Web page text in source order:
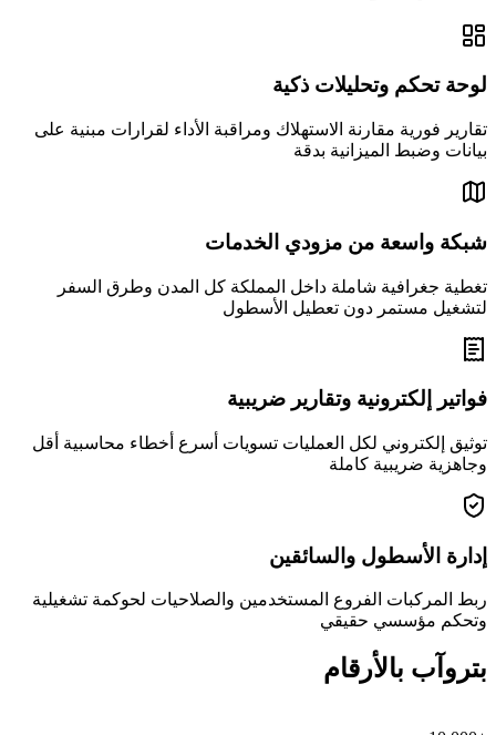
لوحة تحكم وتحليلات ذكية
تقارير فورية مقارنة الاستهلاك ومراقبة الأداء لقرارات مبنية على
بيانات وضبط الميزانية بدقة
شبكة واسعة من مزودي الخدمات
تغطية جغرافية شاملة داخل المملكة كل المدن وطرق السفر
لتشغيل مستمر دون تعطيل الأسطول
فواتير إلكترونية وتقارير ضريبية
توثيق إلكتروني لكل العمليات تسويات أسرع أخطاء محاسبية أقل
وجاهزية ضريبية كاملة
إدارة الأسطول والسائقين
ربط المركبات الفروع المستخدمين والصلاحيات لحوكمة تشغيلية
وتحكم مؤسسي حقيقي
بتروآب بالأرقام